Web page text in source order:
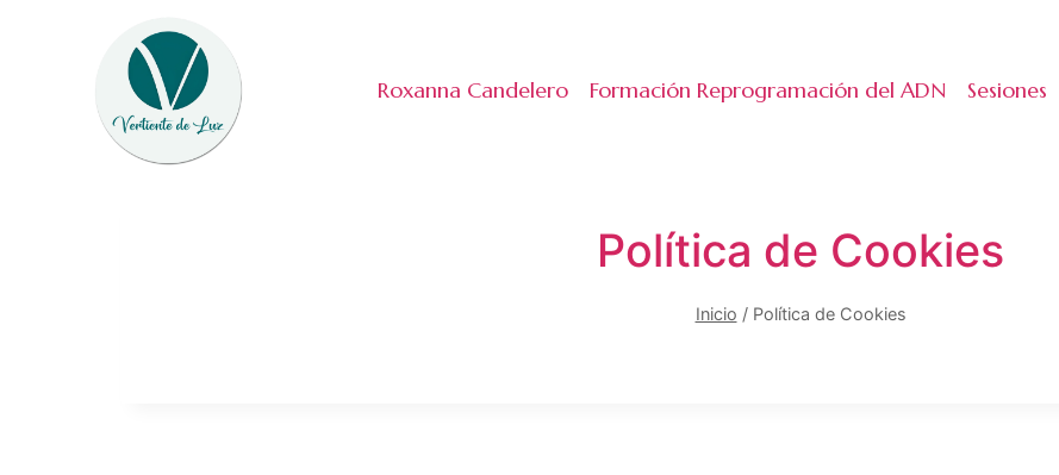
Roxanna Candelero Formación Reprogramación del ADN Sesiones
Política de Cookies
Inicio / Política de Cookies